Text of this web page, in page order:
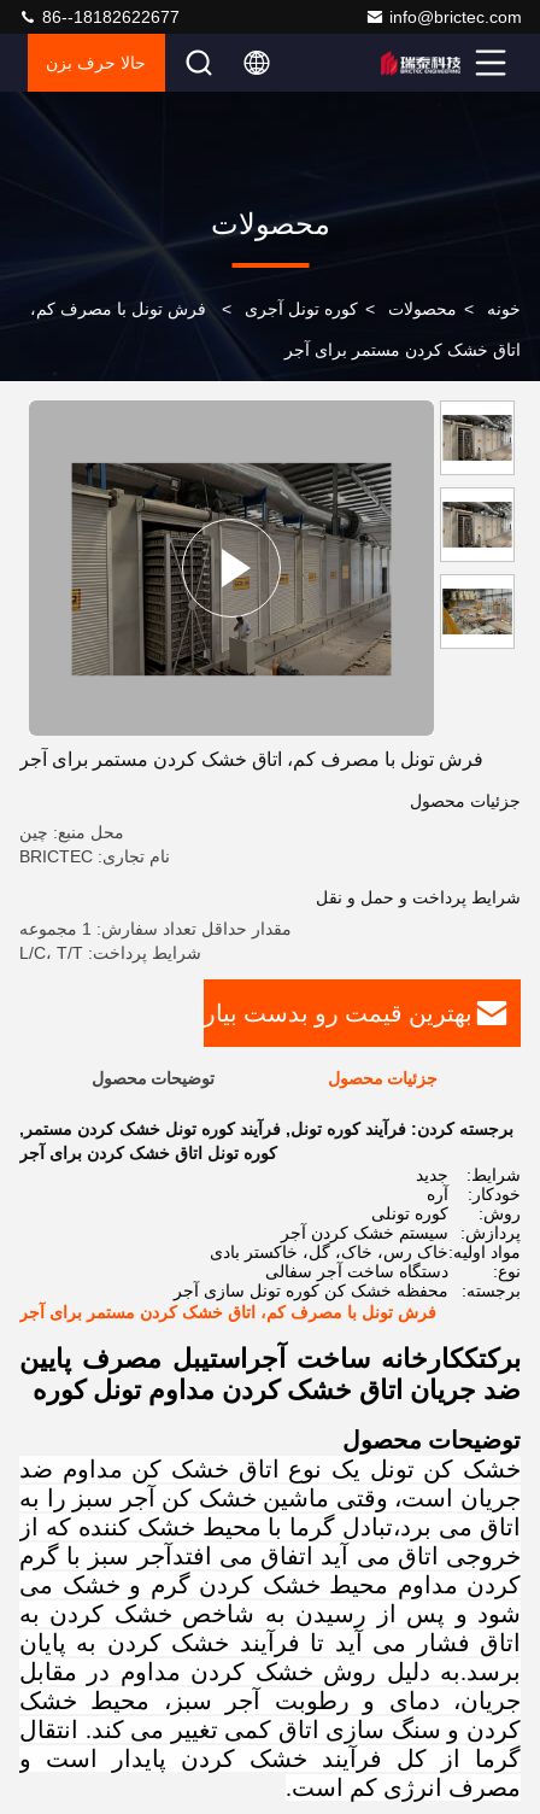
info@brictec.com
86--18182622677
حالا حرف بزن
محصولات
خونه > محصولات > کوره تونل آجری > فرش تونل با مصرف کم،
اتاق خشک کردن مستمر برای آجر
فرش تونل با مصرف کم، اتاق خشک کردن مستمر برای آجر
جزئیات محصول
محل منبع: چین
نام تجاری: BRICTEC
شرایط پرداخت و حمل و نقل
مقدار حداقل تعداد سفارش: 1 مجموعه
شرایط پرداخت: L/C، T/T
بهترین قیمت رو بدست بیار
جزئیات محصول توضیحات محصول
برجسته کردن: فرآیند کوره تونل, فرآیند کوره تونل خشک کردن مستمر ,
کوره تونل اتاق خشک کردن برای آجر
شرایط:
جدید
خودکار:
آره
روش:
کوره تونلی
پردازش:
سیستم خشک کردن آجر
مواد اولیه:خاک رس، خاک، گل، خاکستر بادی
نوع:
دستگاه ساخت آجر سفالی
برجسته:
محفظه خشک کن کوره تونل سازی آجر
فرش تونل با مصرف کم، اتاق خشک کردن مستمر برای آجر
برکتککارخانه ساخت آجر استیبل مصرف پایین
ضد جریان اتاق خشک کردن مداوم تونل کوره
توضیحات محصول
خشک کن تونل یک نوع اتاق خشک کن مداوم ضد
جریان است، وقتی ماشین خشک کن آجر سبز را به
اتاق می برد،تبادل گرما با محیط خشک کننده که از
خروجی اتاق می آید اتفاق می افتدآجر سبز با گرم
کردن مداوم محیط خشک کردن گرم و خشک می
شود و پس از رسیدن به شاخص خشک کردن به
اتاق فشار می آید تا فرآیند خشک کردن به پایان
برسد.به دلیل روش خشک کردن مداوم در مقابل
جریان، دمای و رطوبت آجر سبز، محیط خشک
کردن و سنگ سازی اتاق کمی تغییر می کند. انتقال
گرما از کل فرآیند خشک کردن پایدار است و
مصرف انرژی کم است.